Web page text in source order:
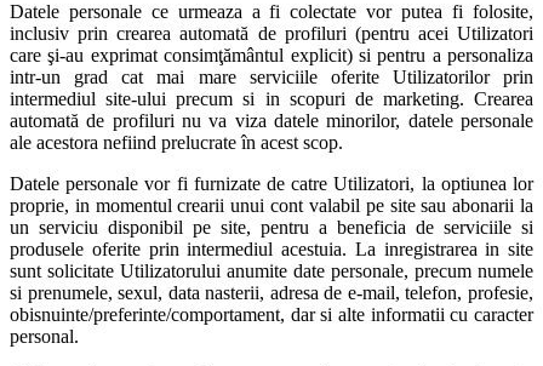
Datele personale ce urmeaza a fi colectate vor putea fi folosite,
inclusiv prin crearea automată de profiluri (pentru acei Utilizatori
care şi-au exprimat consimţământul explicit) si pentru a personaliza
intr-un grad cat mai mare serviciile oferite Utilizatorilor prin
intermediul site-ului precum si in scopuri de marketing. Crearea
automată de profiluri nu va viza datele minorilor, datele personale
ale acestora nefiind prelucrate în acest scop.
Datele personale vor fi furnizate de catre Utilizatori, la optiunea lor
proprie, in momentul crearii unui cont valabil pe site sau abonarii la
un serviciu disponibil pe site, pentru a beneficia de serviciile si
produsele oferite prin intermediul acestuia. La inregistrarea in site
sunt solicitate Utilizatorului anumite date personale, precum numele
si prenumele, sexul, data nasterii, adresa de e-mail, telefon, profesie,
obisnuinte/preferinte/comportament, dar si alte informatii cu caracter
personal.